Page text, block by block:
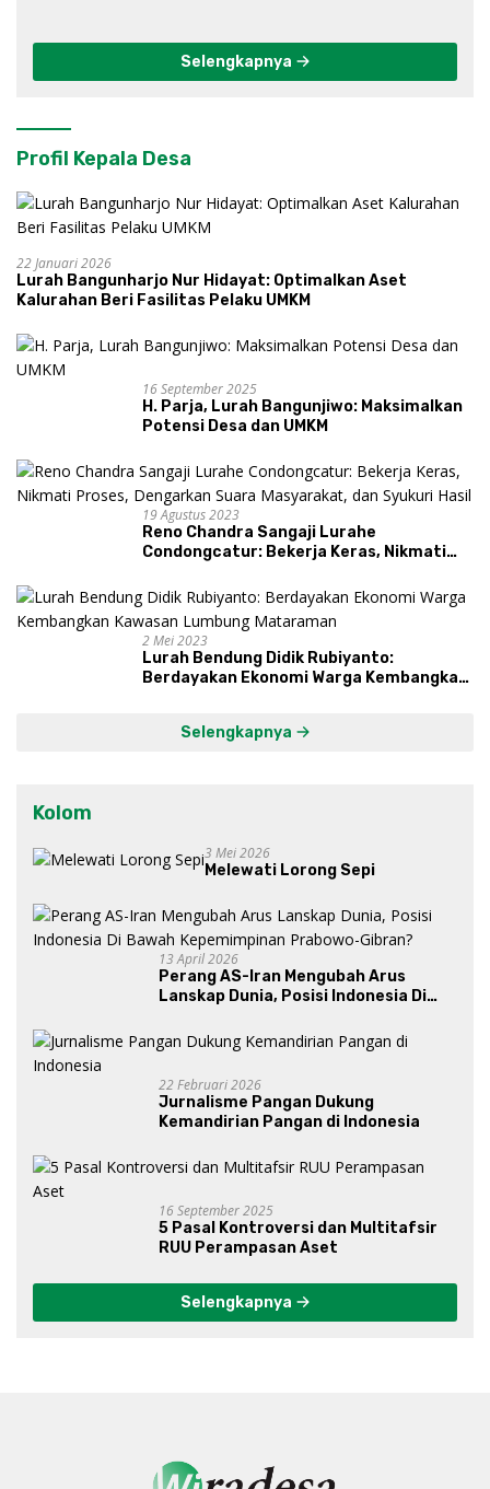
Selengkapnya
Profil Kepala Desa
22 Januari 2026
Lurah Bangunharjo Nur Hidayat: Optimalkan Aset
Kalurahan Beri Fasilitas Pelaku UMKM
16 September 2025
H. Parja, Lurah Bangunjiwo: Maksimalkan
Potensi Desa dan UMKM
19 Agustus 2023
Reno Chandra Sangaji Lurahe
Condongcatur: Bekerja Keras, Nikmati
dan Syukuri Hasil
2 Mei 2023
Lurah Bendung Didik Rubiyanto:
Berdayakan Ekonomi Warga Kembangkan
Selengkapnya
Kolom
3 Mei 2026
Melewati Lorong Sepi
13 April 2026
Perang AS-Iran Mengubah Arus
Lanskap Dunia, Posisi Indonesia Di
Gibran?
22 Februari 2026
Jurnalisme Pangan Dukung
Kemandirian Pangan di Indonesia
16 September 2025
5 Pasal Kontroversi dan Multitafsir
RUU Perampasan Aset
Selengkapnya